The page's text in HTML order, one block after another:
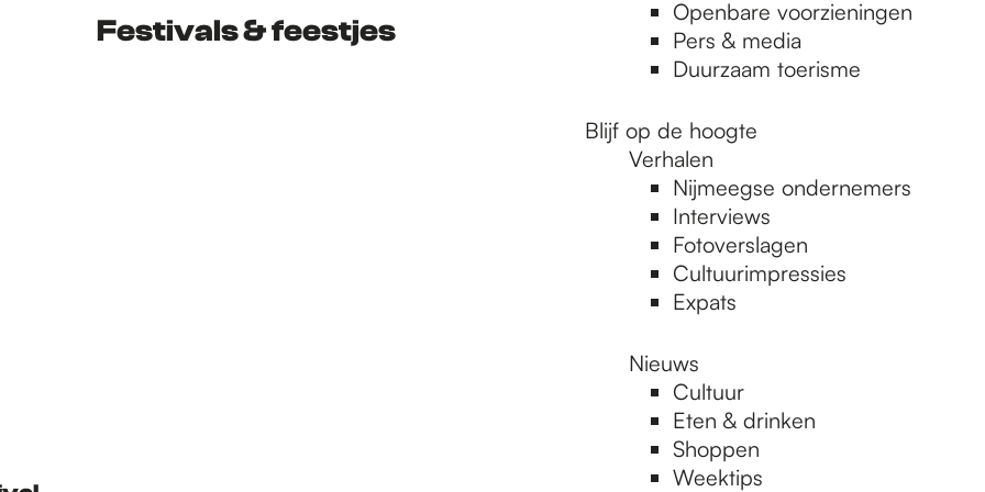
Openbare voorzieningen
Pers & media
Duurzaam toerisme
Blijf op de hoogte
Verhalen
Nijmeegse ondernemers
Interviews
Fotoverslagen
Cultuurimpressies
Expats
Nieuws
Cultuur
Eten & drinken
Shoppen
Weektips
Festivals & feestjes